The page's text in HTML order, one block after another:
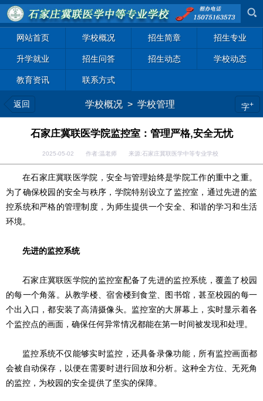
网站首页 学校概况 招生简章 招生专业
升学就业 招生问答 招生动态 学校动态
教育资讯 联系方式
返回 学校概况 > 学校管理 字+
石家庄冀联医学院监控室：管理严格,安全无忧
2025-05-02 作者:温老师 来源:石家庄冀联医学中等专业学校
在石家庄冀联医学院，安全与管理始终是学院工作的重中之重。
为了确保校园的安全与秩序，学院特别设立了监控室，通过先进的监
控系统和严格的管理制度，为师生提供一个安全、和谐的学习和生活
环境。
先进的监控系统
石家庄冀联医学院的监控室配备了先进的监控系统，覆盖了校园
的每一个角落。从教学楼、宿舍楼到食堂、图书馆，甚至校园的每一
个出入口，都安装了高清摄像头。监控室的大屏幕上，实时显示着各
个监控点的画面，确保任何异常情况都能在第一时间被发现和处理。
监控系统不仅能够实时监控，还具备录像功能，所有监控画面都
会被自动保存，以便在需要时进行回放和分析。这种全方位、无死角
的监控，为校园的安全提供了坚实的保障。